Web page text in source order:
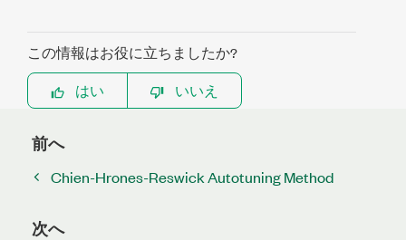
この情報はお役に立ちましたか?
はい
いいえ
前へ
Chien-Hrones-Reswick Autotuning Method
次へ